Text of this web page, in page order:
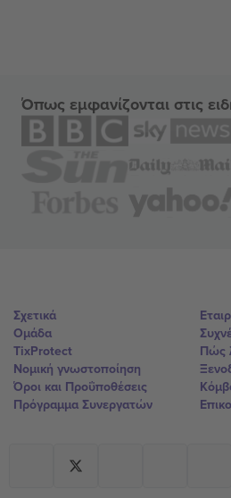
Όπως εμφανίζονται στις
Σχετικά
Ομάδα
TixProtect
Νομική γνωστοποίηση
Όροι και Προΰποθέσεις
Πρόγραμμα Συνεργατών
Πώς